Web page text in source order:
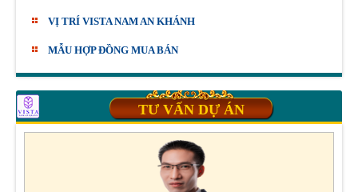
VỊ TRÍ VISTA NAM AN KHÁNH
MẪU HỢP ĐỒNG MUA BÁN
TƯ VẤN DỰ ÁN